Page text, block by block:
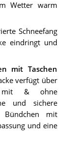
Wetter warm
Schneefang
eindringt und
mit Taschen
verfügt über
mit & ohne
und sichere
Bündchen mit
und eine